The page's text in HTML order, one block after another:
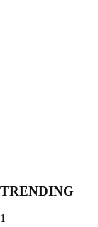
TRENDING
1